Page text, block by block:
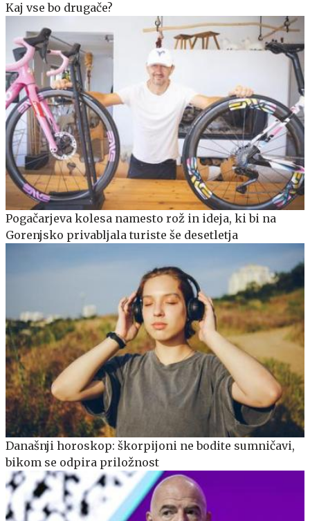
Kaj vse bo drugače?
Pogačarjeva kolesa namesto rož in ideja, ki bi na
Gorenjsko privabljala turiste še desetletja
Današnji horoskop: škorpijoni ne bodite sumničavi,
bikom se odpira priložnost